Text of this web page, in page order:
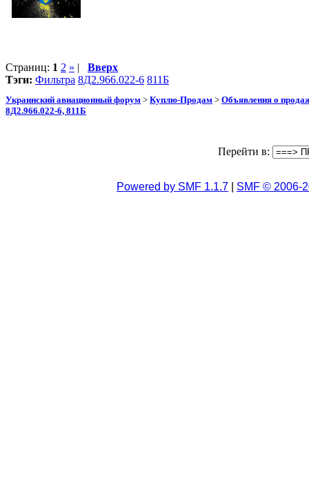
Страниц: 1 2 » | Вверх
Тэги: Фильтра 8Д2.966.022-6 811Б
Украинский авиационный форум > Куплю-Продам > Объявления о
8Д2.966.022-6, 811Б
Перейти в:
Powered by SMF 1.1.7 SMF © 2006-